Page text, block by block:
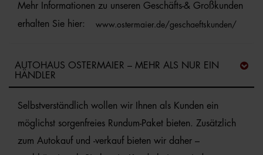
Mehr Informationen zu unseren Geschäfts-& Großkunden
erhalten Sie hier:
www.ostermaier.de/geschaeftskunden/
AUTOHAUS OSTERMAIER – MEHR ALS NUR EIN
HÄNDLER
Selbstverständlich wollen wir Ihnen als Kunden ein
möglichst sorgenfreies Rundum-Paket bieten. Zusätzlich
zum Autokauf und -verkauf bieten wir daher –